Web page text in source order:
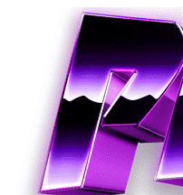
содержимому